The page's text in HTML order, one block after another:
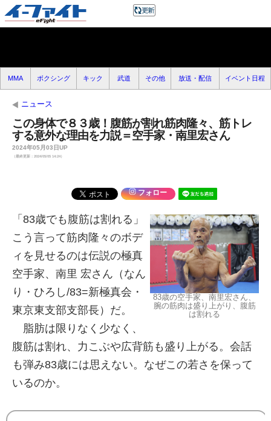
MMA ボクシング キック 武道 その他 放送・配信 イベント日程
ニュース
この身体で８３歳！腹筋が割れ筋肉隆々、筋トレ
する意外な理由を力説＝空手家・南里宏さん
2024年05月03日UP
（最終更新：2024/05/05 14:24）
フォロー
83歳の空手家、南里宏さん、
腕の筋肉は盛り上がり、腹筋
は割れる
「83歳でも腹筋は割れる」
こう言って筋肉隆々のボデ
ィを見せるのは伝説の極真
空手家、南里 宏さん（なん
り・ひろし/83=新極真会・
東京東支部支部長）だ。
脂肪は限りなく少なく、
腹筋は割れ、力こぶや広背筋も盛り上がる。会話
も弾み83歳には思えない。なぜこの若さを保って
いるのか。
【フォト】南里さんの割れた腹筋と背筋！83歳の